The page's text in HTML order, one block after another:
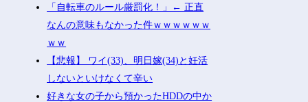
「自転車のルール厳罰化！」← 正直
なんの意味もなかった件ｗｗｗｗｗｗ
ｗｗ
【悲報】 ワイ(33)、明日嫁(34)と妊活
しないといけなくて辛い
好きな女の子から預かったHDDの中か